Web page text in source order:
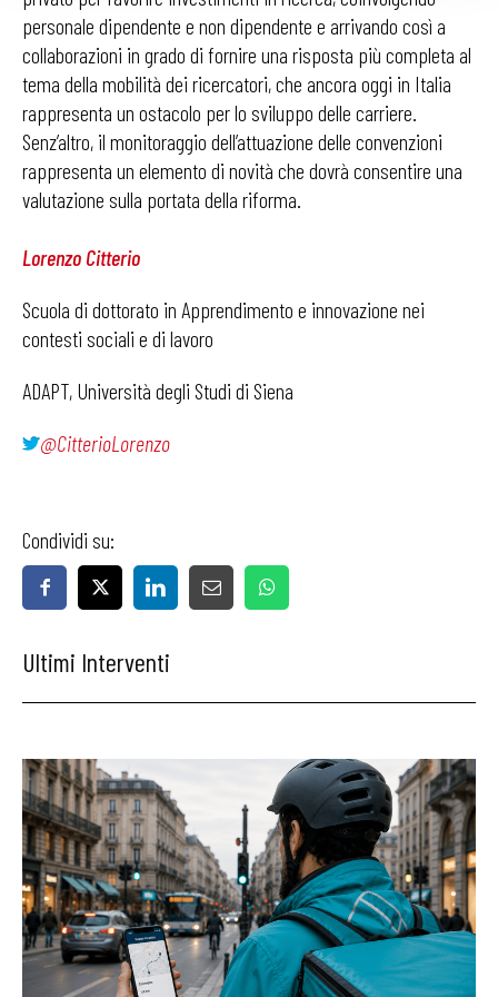
personale dipendente e non dipendente e arrivando così a
collaborazioni in grado di fornire una risposta più completa al
tema della mobilità dei ricercatori, che ancora oggi in Italia
rappresenta un ostacolo per lo sviluppo delle carriere.
Senz’altro, il monitoraggio dell’attuazione delle convenzioni
rappresenta un elemento di novità che dovrà consentire una
valutazione sulla portata della riforma.
Lorenzo Citterio
Scuola di dottorato in Apprendimento e innovazione nei
contesti sociali e di lavoro
ADAPT, Università degli Studi di Siena
@CitterioLorenzo
Condividi su:
Ultimi Interventi